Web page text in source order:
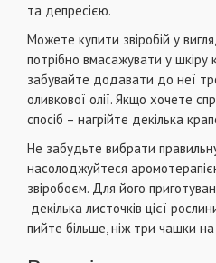
та депресією.
Можете купити звіробій у
потрібно вмасажувати у шкіру
забувайте додавати до неї
оливкової олії. Якщо хочете
спосіб – нагрійте декілька
Не забудьте вибрати
насолоджуйтеся
звіробоєм. Для його
декілька листочків цієї
пийте більше, ніж три чашки